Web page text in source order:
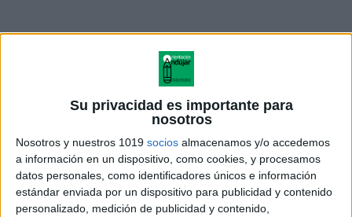
Su privacidad es importante para
nosotros
Nosotros y nuestros 1019 socios almacenamos y/o accedemos
a información en un dispositivo, como cookies, y procesamos
datos personales, como identificadores únicos e información
estándar enviada por un dispositivo para publicidad y contenido
personalizado, medición de publicidad y contenido,